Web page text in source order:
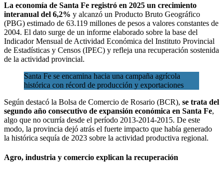
La economía de Santa Fe registró en 2025 un crecimiento
interanual del 6,2% y alcanzó un Producto Bruto Geográfico
(PBG) estimado de 63.119 millones de pesos a valores constantes de
2004. El dato surge de un informe elaborado sobre la base del
Indicador Mensual de Actividad Económica del Instituto Provincial
de Estadísticas y Censos (IPEC) y refleja una recuperación sostenida
de la actividad provincial.
Santa Fe se encamina hacia una campaña agrícola
histórica con récord de producción y exportaciones
Según destacó la Bolsa de Comercio de Rosario (BCR), se trata del
segundo año consecutivo de expansión económica en Santa Fe,
algo que no ocurría desde el período 2013-2014-2015. De este
modo, la provincia dejó atrás el fuerte impacto que había generado
la histórica sequía de 2023 sobre la actividad productiva regional.
Agro, industria y comercio explican la recuperación